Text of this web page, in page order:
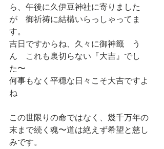
ら、午後に久伊豆神社に寄りました
が　御祈祷に結構いらっしゃってま
す。
吉日ですからね、久々に御神籤　う
ん　これも裏切らない『大吉』でし
た〜
何事もなく平穏な日々こそ大吉ですよ
ね
この世限りの命ではなく、幾千万年の
末まで続く魂〜道は絶えず希望と慈し
みです。